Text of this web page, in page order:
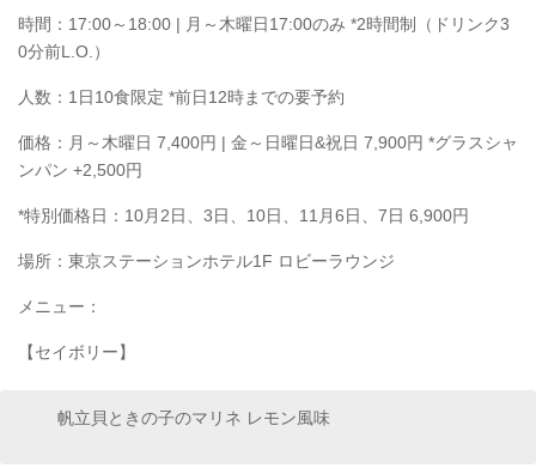
時間：17:00～18:00 | 月～木曜日17:00のみ *2時間制（ドリンク3
0分前L.O.）
人数：1日10食限定 *前日12時までの要予約
価格：月～木曜日 7,400円 | 金～日曜日&祝日 7,900円 *グラスシャ
ンパン +2,500円
*特別価格日：10月2日、3日、10日、11月6日、7日 6,900円
場所：東京ステーションホテル1F ロビーラウンジ
メニュー：
【セイボリー】
帆立貝ときの子のマリネ レモン風味